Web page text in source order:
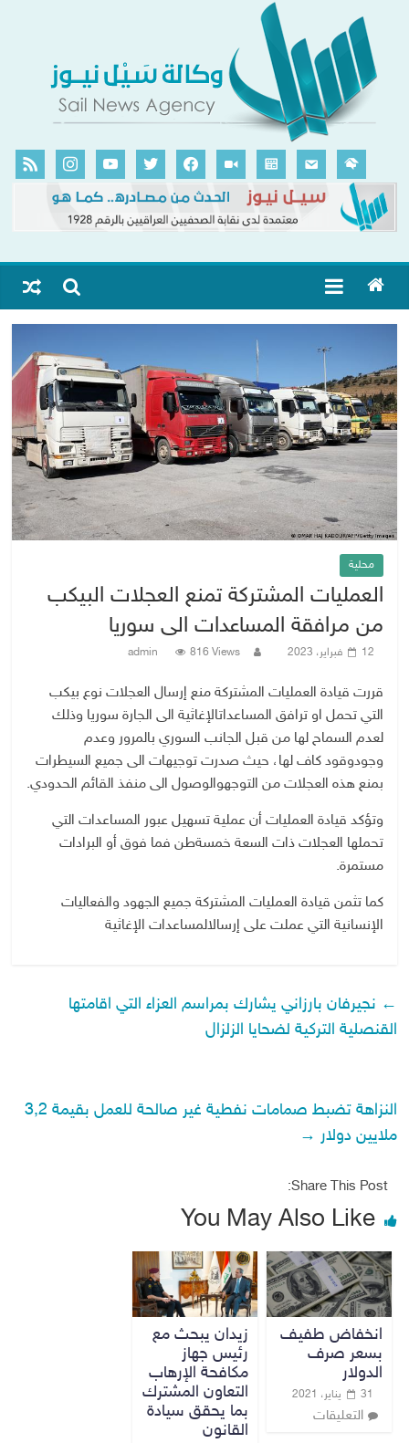
محلية
العمليات المشتركة تمنع العجلات البيكب
من مرافقة المساعدات الى سوريا
12 فبراير، 2023 admin 816 Views
قررت قيادة العمليات المشتركة منع إرسال العجلات نوع بيكب
التي تحمل او ترافق المساعداتالإغاثية الى الجارة سوريا وذلك
لعدم السماح لها من قبل الجانب السوري بالمرور وعدم
وجودوقود كاف لها، حيث صدرت توجيهات الى جميع السيطرات
بمنع هذه العجلات من التوجهوالوصول الى منفذ القائم الحدودي.
وتؤكد قيادة العمليات أن عملية تسهيل عبور المساعدات التي
تحملها العجلات ذات السعة خمسةطن فما فوق أو البرادات
مستمرة.
كما تثمن قيادة العمليات المشتركة جميع الجهود والفعاليات
الإنسانية التي عملت على إرسالالمساعدات الإغاثية
← نجيرفان بارزاني يشارك بمراسم العزاء التي اقامتها
القنصلية التركية لضحايا الزلزال
النزاهة تضبط صمامات نفطية غير صالحة للعمل بقيمة 3,2
ملايين دولار →
Share This Post:
You May Also Like
انخفاض طفيف
بسعر صرف
الدولار
31 يناير، 2021
التعليقات
زيدان يبحث مع
رئيس جهاز
مكافحة الإرهاب
التعاون المشترك
بما يحقق سيادة
القانون